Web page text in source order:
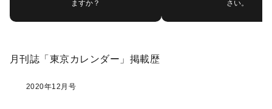
ますか？
さい。
月刊誌「東京カレンダー」掲載歴
2020年12月号